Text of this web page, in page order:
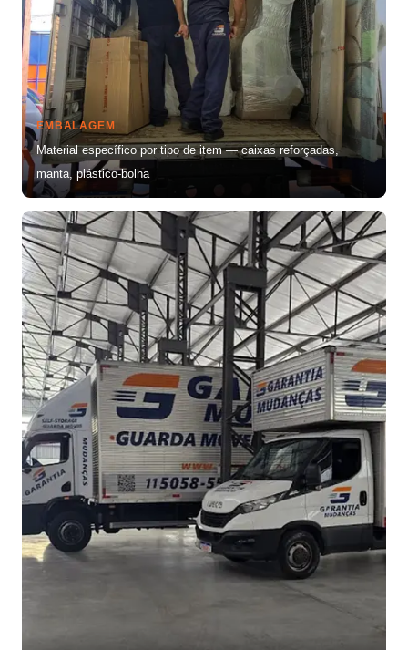
EMBALAGEM
Material específico por tipo de item — caixas reforçadas,
manta, plástico-bolha